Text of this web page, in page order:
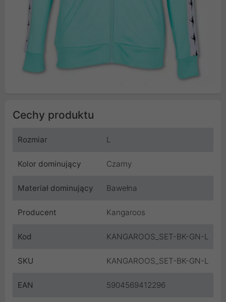
Cechy produktu
Rozmiar L
Kolor dominujący Czarny
Materiał dominujący Bawełna
Producent Kangaroos
Kod KANGAROOS_SET-BK-GN-L
SKU KANGAROOS_SET-BK-GN-L
EAN 5904569412296